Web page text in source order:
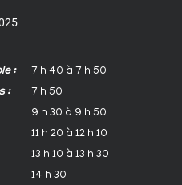
:
7 h 40 à 7 h 50
:
7 h 50
9 h 30 à 9 h 50
11 h 20 à 12 h 10
13 h 10 à 13 h 30
14 h 30